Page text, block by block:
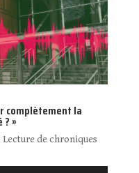
complètement la
»
Lecture de chroniques